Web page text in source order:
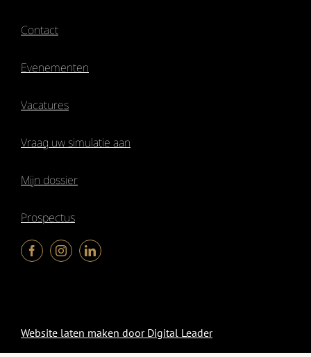
Contact
Evenementen
Vacatures
Vraag uw simulatie aan
Mijn dossier
Prospectus
Website laten maken door Digital Leader